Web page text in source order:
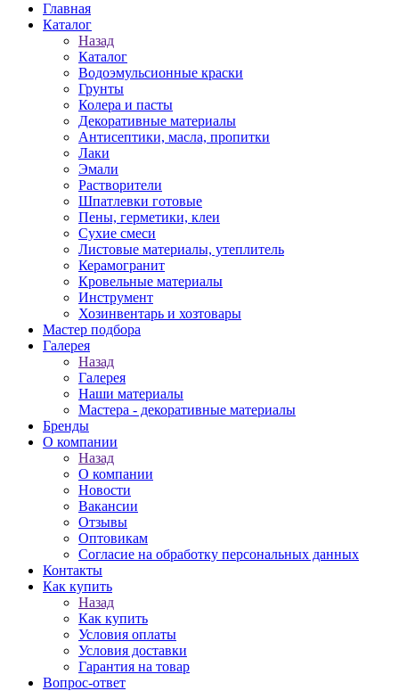
Главная
Каталог
Назад
Каталог
Водоэмульсионные краски
Грунты
Колера и пасты
Декоративные материалы
Антисептики, масла, пропитки
Лаки
Эмали
Растворители
Шпатлевки готовые
Пены, герметики, клеи
Сухие смеси
Листовые материалы, утеплитель
Керамогранит
Кровельные материалы
Инструмент
Хозинвентарь и хозтовары
Мастер подбора
Галерея
Назад
Галерея
Наши материалы
Мастера - декоративные материалы
Бренды
О компании
Назад
О компании
Новости
Вакансии
Отзывы
Оптовикам
Cогласие на обработку персональных данных
Контакты
Как купить
Назад
Как купить
Условия оплаты
Условия доставки
Гарантия на товар
Вопрос-ответ